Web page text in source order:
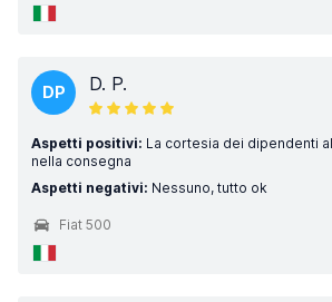
DP D. P.
Aspetti positivi: La cortesia dei dipendenti
nella consegna
Aspetti negativi: Nessuno, tutto ok
Fiat 500